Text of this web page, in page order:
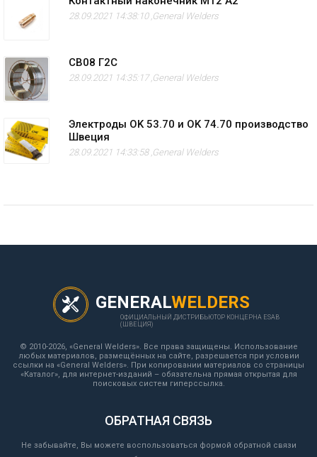
28.09.2021 14:38:10 ,General Welders
СВ08 Г2С
28.09.2021 14:35:17 ,General Welders
Электроды OK 53.70 и OK 74.70 производство
Швеция
28.09.2021 14:33:58 ,General Welders
GENERALWELDERS
ОФИЦИАЛЬНЫЙ ДИСТРИБЬЮТОР КОНЦЕРНА ESAB
(ШВЕЦИЯ)
© 2010-2026, «General Welders». Все права защищены. Использование
любых материалов, размещённых на сайте, разрешается при условии
ссылки на «General Welders». При копировании материалов со страницы
«Каталог», для интернет-изданий – обязательна прямая открытая для
поисковых систем гиперссылка.
ОБРАТНАЯ СВЯЗЬ
Не забывайте, Вы можете воспользоваться формой обратной связи